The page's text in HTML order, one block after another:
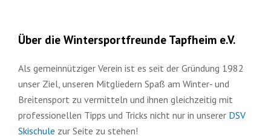
Über die Wintersportfreunde Tapfheim e.V.
Als gemeinnütziger Verein ist es seit der Gründung 1982
unser Ziel, unseren Mitgliedern Spaß am Winter- und
Breitensport zu vermitteln und ihnen gleichzeitig mit
professionellen Tipps und Tricks nicht nur in unserer DSV
Skischule zur Seite zu stehen!